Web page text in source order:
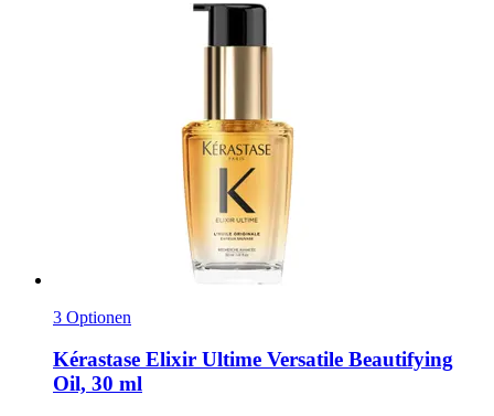
3 Optionen
Kérastase Elixir Ultime Versatile Beautifying
Oil, 30 ml